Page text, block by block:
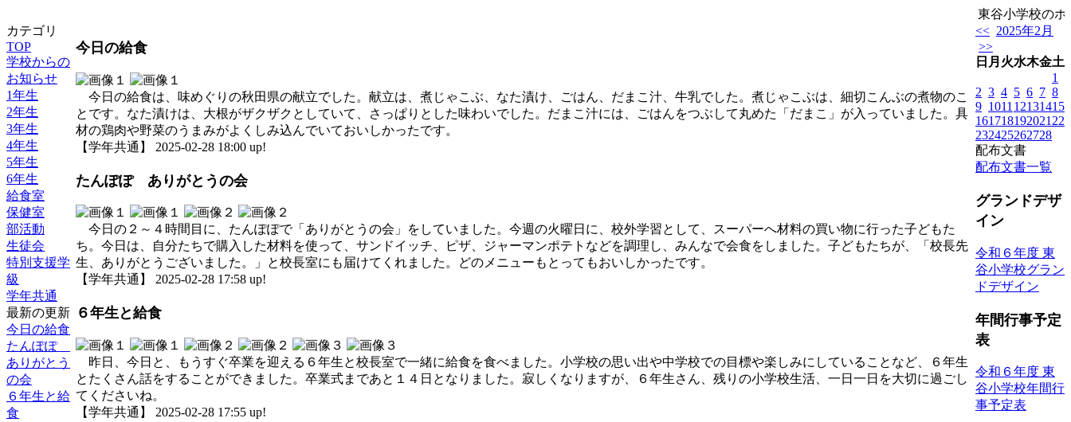
東谷小学校のホ
カテゴリ
TOP
学校からの
お知らせ
1年生
2年生
3年生
4年生
5年生
6年生
給食室
保健室
部活動
生徒会
特別支援学
級
学年共通
最新の更新
今日の給食
たんぽぽ
ありがとう
の会
６年生と給
食
今日の給食
今日の給食は、味めぐりの秋田県の献立でした。献立は、煮じゃこぶ、なた漬け、ごはん、だまこ汁、牛乳でした。煮じゃこぶは、細切こんぶの煮物のこ
とです。なた漬けは、大根がザクザクとしていて、さっぱりとした味わいでした。だまこ汁には、ごはんをつぶして丸めた「だまこ」が入っていました。具
材の鶏肉や野菜のうまみがよくしみ込んでいておいしかったです。
【学年共通】 2025-02-28 18:00 up!
たんぽぽ ありがとうの会
今日の２～４時間目に、たんぽぽで「ありがとうの会」をしていました。今週の火曜日に、校外学習として、スーパーへ材料の買い物に行った子どもた
ち。今日は、自分たちで購入した材料を使って、サンドイッチ、ピザ、ジャーマンポテトなどを調理し、みんなで会食をしました。子どもたちが、「校長先
生、ありがとうございました。」と校長室にも届けてくれました。どのメニューもとってもおいしかったです。
【学年共通】 2025-02-28 17:58 up!
６年生と給食
昨日、今日と、もうすぐ卒業を迎える６年生と校長室で一緒に給食を食べました。小学校の思い出や中学校での目標や楽しみにしていることなど、６年生
とたくさん話をすることができました。卒業式まであと１４日となりました。寂しくなりますが、６年生さん、残りの小学校生活、一日一日を大切に過ごし
てくださいね。
【学年共通】 2025-02-28 17:55 up!
<< 2025年2月
>>
日 月 火水木金土
1
2 3 4 5 6 7 8
9 1011 12131415
161718192021 22
232425262728
配布文書
配布文書一覧
グランドデザ
イン
令和６年度 東
谷小学校グラン
ドデザイン
年間行事予定
表
令和６年度 東
谷小学校年間行
事予定表